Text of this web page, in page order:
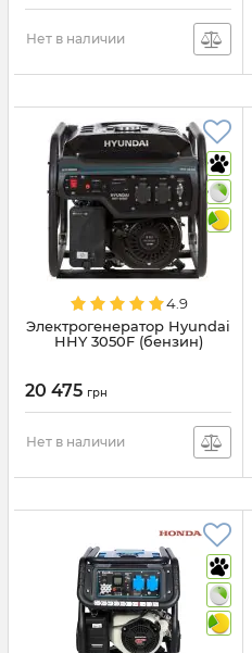
Нет в наличии
4.9
Электрогенератор Hyundai
HHY 3050F (бензин)
20 475 грн
Нет в наличии